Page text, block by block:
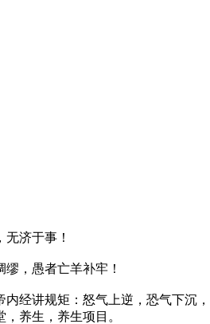
济于事！
，愚者亡羊补牢！
经讲规矩：怒气上逆，恐气下沉，
养生，养生项目。